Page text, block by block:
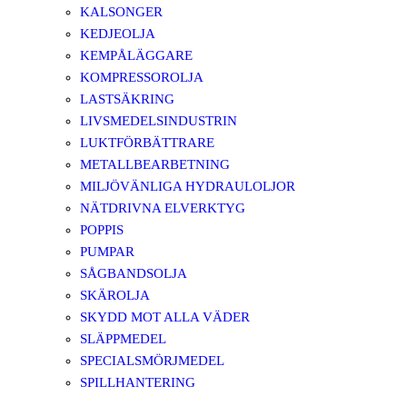
KALSONGER
KEDJEOLJA
KEMPÅLÄGGARE
KOMPRESSOROLJA
LASTSÄKRING
LIVSMEDELSINDUSTRIN
LUKTFÖRBÄTTRARE
METALLBEARBETNING
MILJÖVÄNLIGA HYDRAULOLJOR
NÄTDRIVNA ELVERKTYG
POPPIS
PUMPAR
SÅGBANDSOLJA
SKÄROLJA
SKYDD MOT ALLA VÄDER
SLÄPPMEDEL
SPECIALSMÖRJMEDEL
SPILLHANTERING